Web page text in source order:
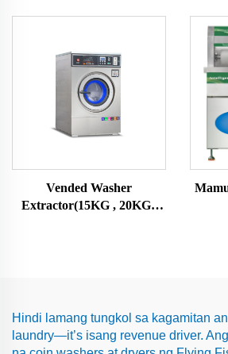
Vended Washer
Extractor(15KG , 20KG ,
Hindi lamang tungkol sa kagamitan
laundry—it’s isang revenue driver.